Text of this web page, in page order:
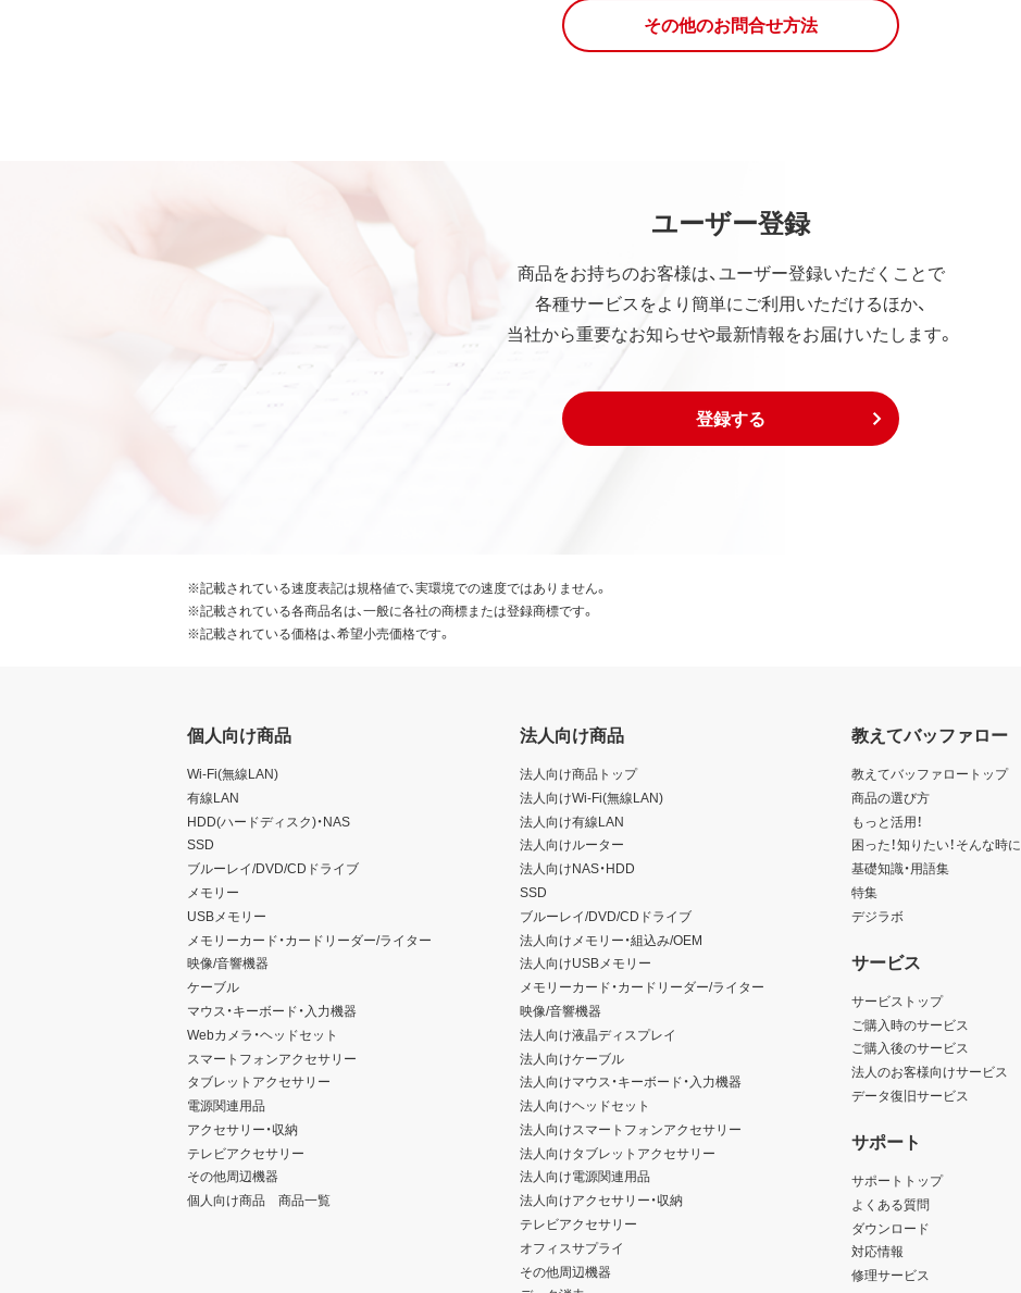
その他のお問合せ方法
ユーザー登録
商品をお持ちのお客様は、ユーザー登録いただくことで
各種サービスをより簡単にご利用いただけるほか、
当社から重要なお知らせや最新情報をお届けいたします。
登録する
※記載されている速度表記は規格値で、実環境での速度ではありません。
※記載されている各商品名は、一般に各社の商標または登録商標です。
※記載されている価格は、希望小売価格です。
個人向け商品
Wi-Fi(無線LAN)
有線LAN
HDD(ハードディスク)・NAS
SSD
ブルーレイ/DVD/CDドライブ
メモリー
USBメモリー
メモリーカード・カードリーダー/ライター
映像/音響機器
ケーブル
マウス・キーボード・入力機器
Webカメラ・ヘッドセット
スマートフォンアクセサリー
タブレットアクセサリー
電源関連用品
アクセサリー・収納
テレビアクセサリー
その他周辺機器
個人向け商品 商品一覧
法人向け商品
法人向け商品トップ
法人向けWi-Fi(無線LAN)
法人向け有線LAN
法人向けルーター
法人向けNAS・HDD
SSD
ブルーレイ/DVD/CDドライブ
法人向けメモリー・組込み/OEM
法人向けUSBメモリー
メモリーカード・カードリーダー/ライター
映像/音響機器
法人向け液晶ディスプレイ
法人向けケーブル
法人向けマウス・キーボード・入力機器
法人向けヘッドセット
法人向けスマートフォンアクセサリー
法人向けタブレットアクセサリー
法人向け電源関連用品
法人向けアクセサリー・収納
テレビアクセサリー
オフィスサプライ
その他周辺機器
教えてバッファロー
教えてバッファロートップ
商品の選び方
もっと活用！
困った！知りたい！そんな時に
基礎知識・用語集
特集
デジラボ
サービス
サービストップ
ご購入時のサービス
ご購入後のサービス
法人のお客様向けサービス
データ復旧サービス
サポート
サポートトップ
よくある質問
ダウンロード
対応情報
修理サービス